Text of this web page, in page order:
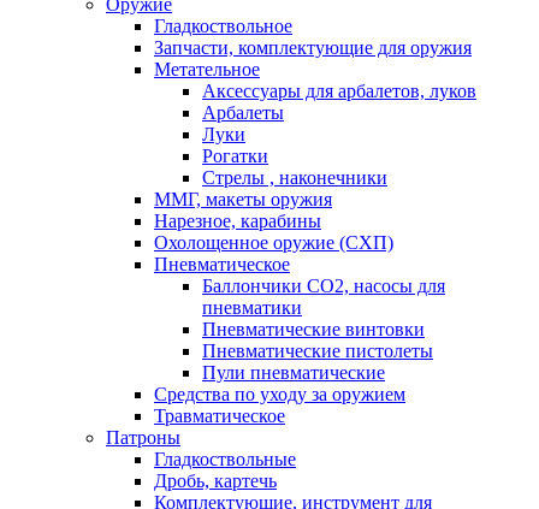
Оружие
Гладкоствольное
Запчасти, комплектующие для оружия
Метательное
Аксессуары для арбалетов, луков
Арбалеты
Луки
Рогатки
Стрелы , наконечники
ММГ, макеты оружия
Нарезное, карабины
Охолощенное оружие (СХП)
Пневматическое
Баллончики СО2, насосы для
пневматики
Пневматические винтовки
Пневматические пистолеты
Пули пневматические
Средства по уходу за оружием
Травматическое
Патроны
Гладкоствольные
Дробь, картечь
Комплектующие, инструмент для